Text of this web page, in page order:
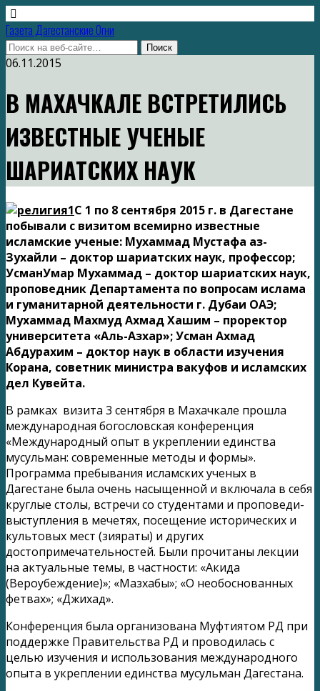
Газета Дагестанские Огни
06.11.2015
В МАХАЧКАЛЕ ВСТРЕТИЛИСЬ
ИЗВЕСТНЫЕ УЧЕНЫЕ
ШАРИАТСКИХ НАУК
С 1 по 8 сентября 2015 г. в Дагестане
побывали с визитом всемирно известные
исламские ученые: Мухаммад Мустафа аз-
Зухайли – доктор шариатских наук, профессор;
УсманУмар Мухаммад – доктор шариатских наук,
проповедник Департамента по вопросам ислама
и гуманитарной деятельности г. Дубаи ОАЭ;
Мухаммад Махмуд Ахмад Хашим – проректор
университета «Аль-Азхар»; Усман Ахмад
Абдурахим – доктор наук в области изучения
Корана, советник министра вакуфов и исламских
дел Кувейта.
В рамках визита 3 сентября в Махачкале прошла
международная богословская конференция
«Международный опыт в укреплении единства
мусульман: современные методы и формы».
Программа пребывания исламских ученых в
Дагестане была очень насыщенной и включала в себя
круглые столы, встречи со студентами и проповеди-
выступления в мечетях, посещение исторических и
культовых мест (зияраты) и других
достопримечательностей. Были прочитаны лекции
на актуальные темы, в частности: «Акида
(Вероубеждение)»; «Мазхабы»; «О необоснованных
фетвах»; «Джихад».
Конференция была организована Муфтиятом РД при
поддержке Правительства РД и проводилась с
целью изучения и использования международного
опыта в укреплении единства мусульман Дагестана.